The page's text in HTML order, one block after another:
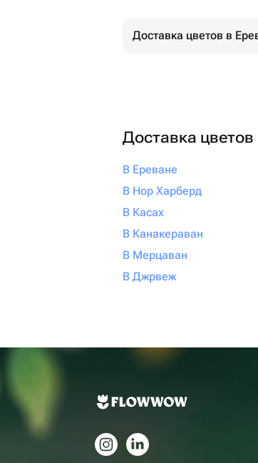
Доставка цветов в
Доставка цветов
В Ереване
В Нор Харберд
В Касах
В Канакераван
В Мерцаван
В Джрвеж